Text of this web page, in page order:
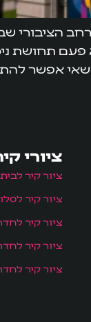
הציבורי
תחושת
שאי אפשר
ציורי
ציור קיר לבית
ציור קיר
ציור קיר
ציור קיר
ציור קיר